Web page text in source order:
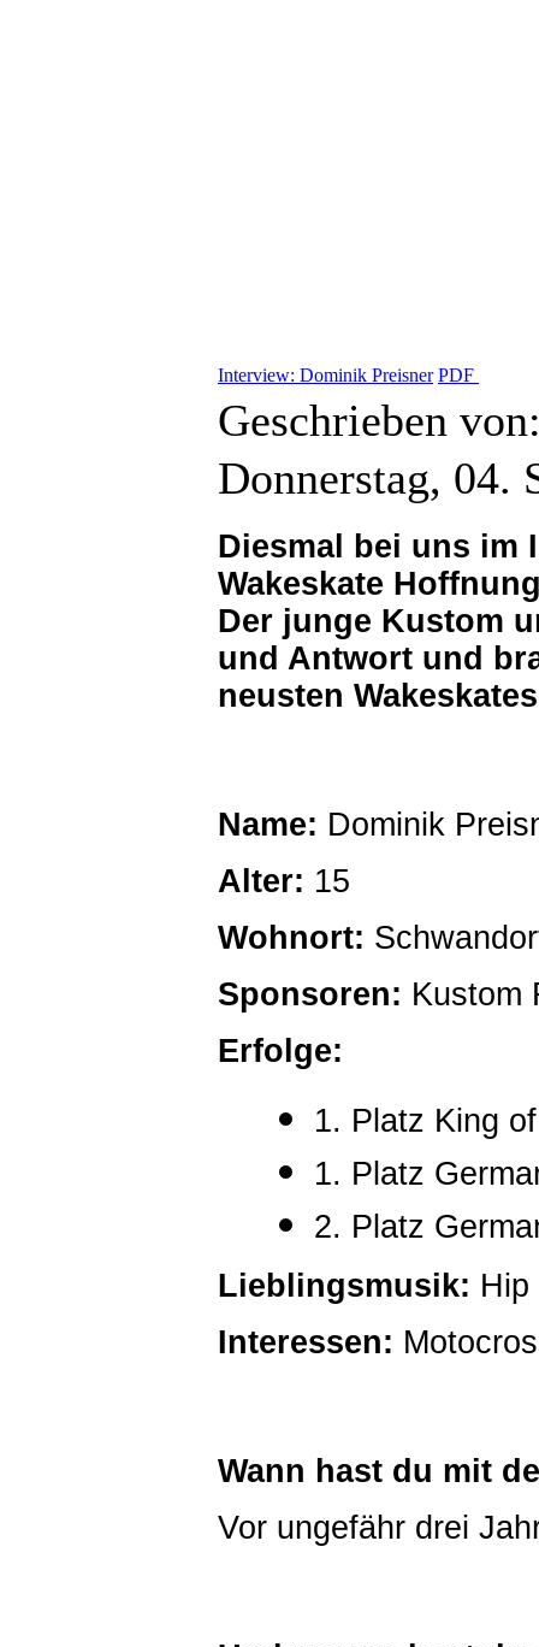
Interview: Dominik Preisner PDF
Geschrieben
Donnerstag, 04.
Diesmal bei uns im
Wakeskate
Der junge Kustom
und Antwort und
neusten
Name: Dominik
Alter: 15
Wohnort:
Sponsoren: Kustom
Erfolge:
1. Platz King
1. Platz
2. Platz
Lieblingsmusik: Hip
Interessen:
Wann hast du mit
Vor ungefähr drei